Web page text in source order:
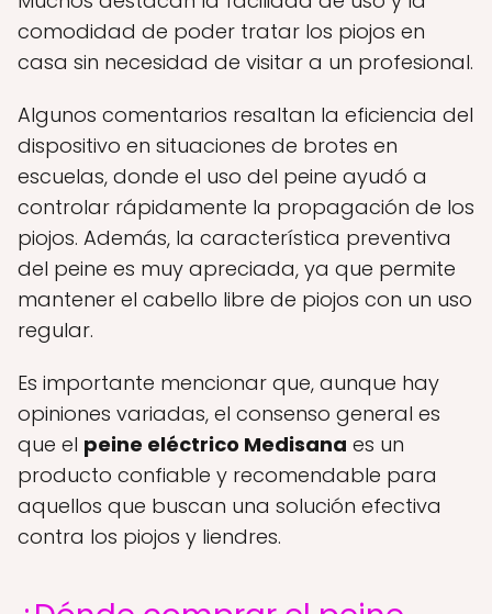
comodidad de poder tratar los piojos en
casa sin necesidad de visitar a un profesional.
Algunos comentarios resaltan la eficiencia del
dispositivo en situaciones de brotes en
escuelas, donde el uso del peine ayudó a
controlar rápidamente la propagación de los
piojos. Además, la característica preventiva
del peine es muy apreciada, ya que permite
mantener el cabello libre de piojos con un uso
regular.
Es importante mencionar que, aunque hay
opiniones variadas, el consenso general es
que el peine eléctrico Medisana es un
producto confiable y recomendable para
aquellos que buscan una solución efectiva
contra los piojos y liendres.